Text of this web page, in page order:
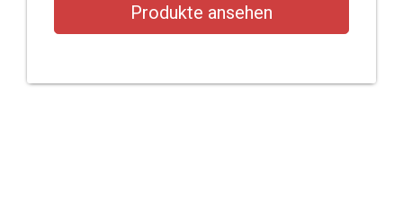
Produkte ansehen